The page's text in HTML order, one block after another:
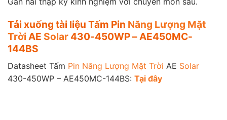
Tải xuống tài liệu Tấm Pin Năng Lượng Mặt
Trời AE Solar 430-450WP – AE450MC-
144BS
Datasheet Tấm Pin Năng Lượng Mặt Trời AE Solar
430-450WP – AE450MC-144BS: Tại đây